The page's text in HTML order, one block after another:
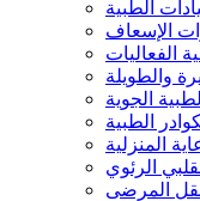
الطبية
الإسعاف
الفعاليات
والطويلة
الجوية
الطبية
المنزلية
المرضى